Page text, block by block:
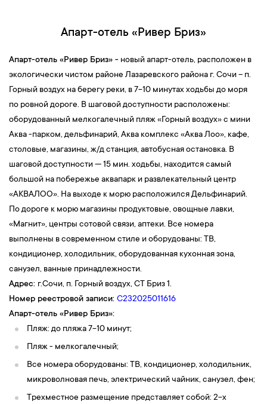
Апарт-отель «Ривер Бриз»
Апарт-отель «Ривер Бриз» - новый апарт-отель, расположен в
экологически чистом районе Лазаревского района г. Сочи – п.
Горный воздух на берегу реки, в 7-10 минутах ходьбы до моря
по ровной дороге. В шаговой доступности расположены:
оборудованный мелкогалечный пляж «Горный воздух» с мини
Аква -парком, дельфинарий, Аква комплекс «Аква Лоо», кафе,
столовые, магазины, ж/д станция, автобусная остановка. В
шаговой доступности — 15 мин. ходьбы, находится самый
большой на побережье аквапарк и развлекательный центр
«АКВАЛОО». На выходе к морю расположился Дельфинарий.
По дороге к морю магазины продуктовые, овощные лавки,
«Магнит», центры сотовой связи, аптеки. Все номера
выполнены в современном стиле и оборудованы: ТВ,
кондиционер, холодильник, оборудованная кухонная зона,
санузел, ванные принадлежности.
Адрес: г.Сочи, п. Горный воздух, СТ Бриз 1.
Номер реестровой записи: С232025011616
Апарт-отель «Ривер Бриз»:
Пляж: до пляжа 7-10 минут;
Пляж - мелкогалечный;
Все номера оборудованы: ТВ, кондиционер, холодильник,
микроволновая печь, электрический чайник, санузел, фен;
Трехместное размещение представляет собой: 2-х